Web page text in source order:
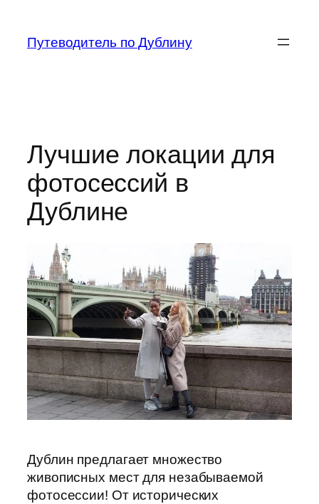
содержимому
Путеводитель по Дублину
Лучшие локации для
фотосессий в
Дублине
Дублин предлагает множество
живописных мест для незабываемой
фотосессии! От исторических